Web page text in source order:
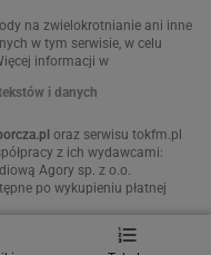
na zwielokrotnianie ani inne
w tym serwisie, w celu
informacji w
i danych
oraz serwisu tokfm.pl
z ich wydawcami:
Agory sp. z o.o.
po wykupieniu płatnej